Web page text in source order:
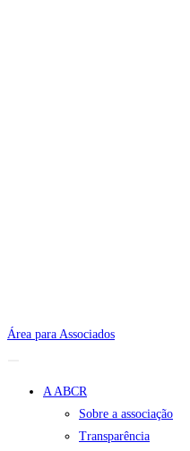
Área para Associados
A ABCR
Sobre a associação
Transparência